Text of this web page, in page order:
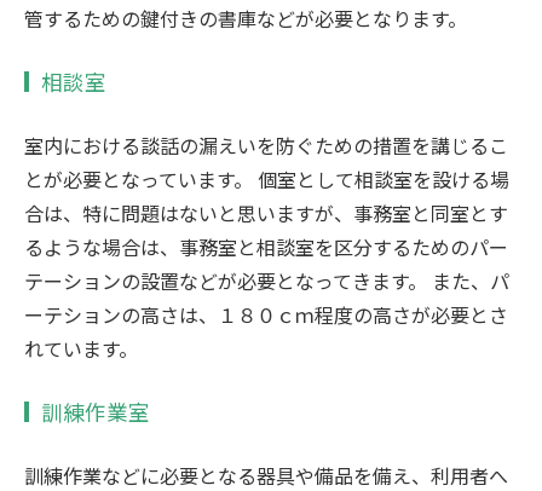
管するための鍵付きの書庫などが必要となります。
相談室
室内における談話の漏えいを防ぐための措置を講じるこ
とが必要となっています。 個室として相談室を設ける場
合は、特に問題はないと思いますが、事務室と同室とす
るような場合は、事務室と相談室を区分するためのパー
テーションの設置などが必要となってきます。 また、パ
ーテションの高さは、１８０ｃｍ程度の高さが必要とさ
れています。
訓練作業室
訓練作業などに必要となる器具や備品を備え、利用者へ